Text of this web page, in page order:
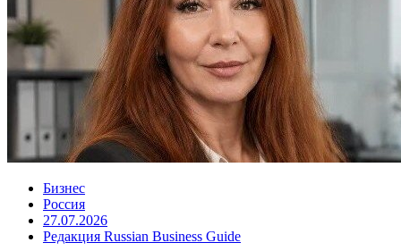
Бизнес
Россия
27.07.2026
Редакция Russian Business Guide